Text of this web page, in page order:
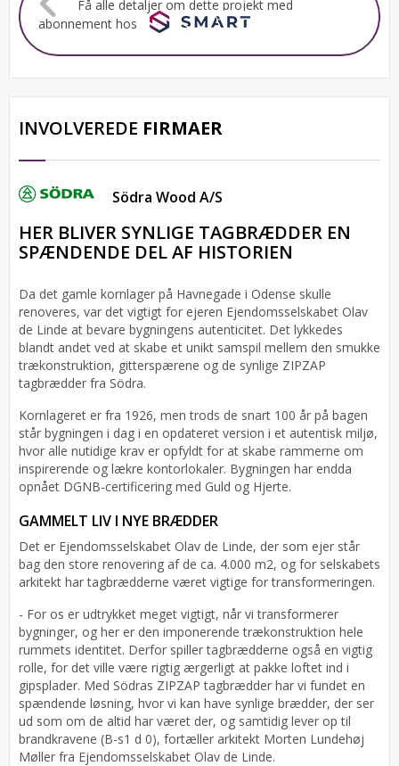
Få alle detaljer om dette projekt med
abonnement hos
INVOLVEREDE FIRMAER
Södra Wood A/S
HER BLIVER SYNLIGE TAGBRÆDDER EN
SPÆNDENDE DEL AF HISTORIEN
Da det gamle kornlager på Havnegade i Odense skulle
renoveres, var det vigtigt for ejeren Ejendomsselskabet Olav
de Linde at bevare bygningens autenticitet. Det lykkedes
blandt andet ved at skabe et unikt samspil mellem den smukke
trækonstruktion, gitterspærene og de synlige ZIPZAP
tagbrædder fra Södra.
Kornlageret er fra 1926, men trods de snart 100 år på bagen
står bygningen i dag i en opdateret version i et autentisk miljø,
hvor alle nutidige krav er opfyldt for at skabe rammerne om
inspirerende og lækre kontorlokaler. Bygningen har endda
opnået DGNB-certificering med Guld og Hjerte.
GAMMELT LIV I NYE BRÆDDER
Det er Ejendomsselskabet Olav de Linde, der som ejer står
bag den store renovering af de ca. 4.000 m2, og for selskabets
arkitekt har tagbrædderne været vigtige for transformeringen.
- For os er udtrykket meget vigtigt, når vi transformerer
bygninger, og her er den imponerende trækonstruktion hele
rummets identitet. Derfor spiller tagbrædderne også en vigtig
rolle, for det ville være rigtig ærgerligt at pakke loftet ind i
gipsplader. Med Södras ZIPZAP tagbrædder har vi fundet en
spændende løsning, hvor vi kan have synlige brædder, der ser
ud som om de altid har været der, og samtidig lever op til
brandkravene (B-s1 d 0), fortæller arkitekt Morten Lundehøj
Møller fra Ejendomsselskabet Olav de Linde.